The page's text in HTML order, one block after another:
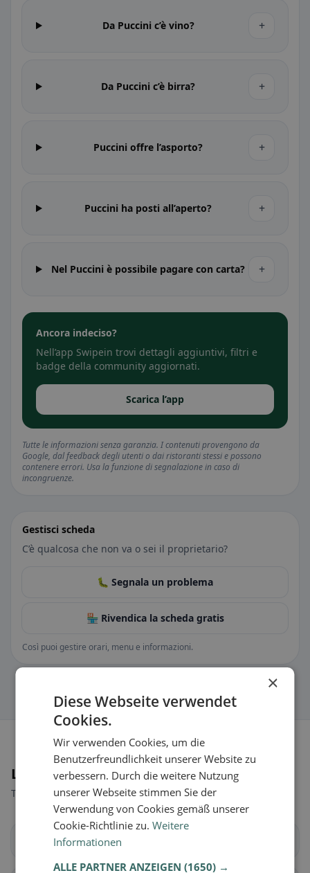
Da Puccini c’è vino? +
Da Puccini c’è birra? +
Puccini offre l’asporto? +
Puccini ha posti all’aperto? +
Nel Puccini è possibile pagare con carta? +
Ancora indeciso?
Nell’app Swipein trovi dettagli aggiuntivi, filtri e
badge della community aggiornati.
Scarica l’app
Tutte le informazioni senza garanzia. I contenuti provengono da
Google, dal feedback degli utenti o dai ristoranti stessi e possono
contenere errori. Usa la funzione di segnalazione in caso di
incongruenze.
Gestisci scheda
C’è qualcosa che non va o sei il proprietario?
🐛 Segnala un problema
🏪 Rivendica la scheda gratis
Così puoi gestire orari, menu e informazioni.
Luoghi nelle vicinanze
Trova il luogo giusto per la tua ricerca di ristoranti.
×
Diese Webseite verwendet
Cookies.
Wir verwenden Cookies, um die
Benutzerfreundlichkeit unserer Website zu
verbessern. Durch die weitere Nutzung
unserer Webseite stimmen Sie der
Verwendung von Cookies gemäß unserer
Cookie-Richtlinie zu.Weitere
Informationen
ALLE PARTNER ANZEIGEN(1650) →